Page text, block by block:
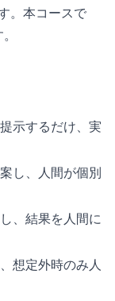
。本コースで
示するだけ、実
し、人間が個別
、結果を人間に
想定外時のみ人